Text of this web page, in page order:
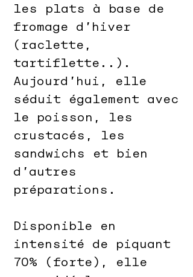
les plats à base de
fromage d’hiver
(raclette,
tartiflette..).
Aujourd’hui, elle
séduit également avec
le poisson, les
crustacés, les
sandwichs et bien
d’autres
préparations.
Disponible en
intensité de piquant
70% (forte), elle